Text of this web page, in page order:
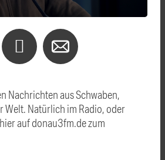
Nachrichten aus Schwaben,
Welt. Natürlich im Radio, oder
auf donau3fm.de zum